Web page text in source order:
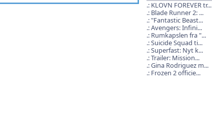
KLOVN FOREVER tr...
Blade Runner 2: ...
"Fantastic Beast...
Avengers: Infini...
Rumkapslen fra "...
Suicide Squad ti...
Superfast: Nyt k...
Trailer: Mission...
Gina Rodriguez m...
Frozen 2 officie...